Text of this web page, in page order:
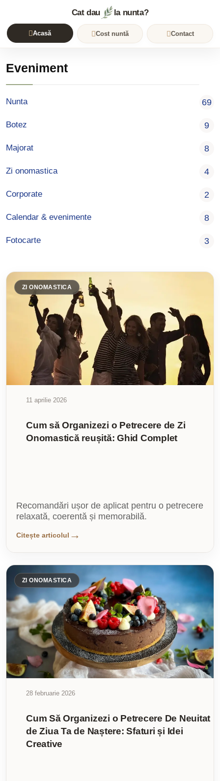
Cat dau la nunta?
Acasă Cost nuntă Contact
Eveniment
Nunta 69
Botez 9
Majorat 8
Zi onomastica 4
Corporate 2
Calendar & evenimente 8
Fotocarte 3
ZI ONOMASTICA
11 aprilie 2026
Cum să Organizezi o Petrecere de Zi
Onomastică reușită: Ghid Complet
Recomandări ușor de aplicat pentru o petrecere
relaxată, coerentă și memorabilă.
Citește articolul
ZI ONOMASTICA
28 februarie 2026
Cum Să Organizezi o Petrecere De Neuitat
de Ziua Ta de Naștere: Sfaturi și Idei
Creative